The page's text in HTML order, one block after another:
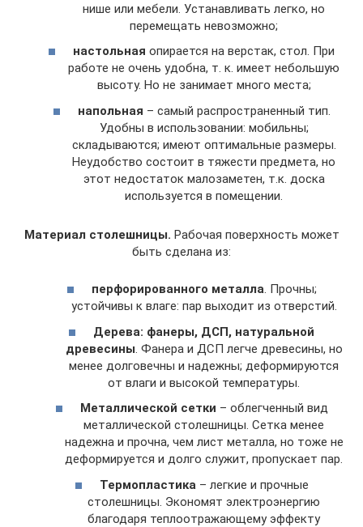
нише или мебели. Устанавливать легко, но
перемещать невозможно;
настольная опирается на верстак, стол. При
работе не очень удобна, т. к. имеет небольшую
высоту. Но не занимает много места;
напольная – самый распространенный тип.
Удобны в использовании: мобильны;
складываются; имеют оптимальные размеры.
Неудобство состоит в тяжести предмета, но
этот недостаток малозаметен, т.к. доска
используется в помещении.
Материал столешницы. Рабочая поверхность может
быть сделана из:
перфорированного металла. Прочны;
устойчивы к влаге: пар выходит из отверстий.
Дерева: фанеры, ДСП, натуральной
древесины . Фанера и ДСП легче древесины, но
менее долговечны и надежны; деформируются
от влаги и высокой температуры.
Металлической сетки – облегченный вид
металлической столешницы. Сетка менее
надежна и прочна, чем лист металла, но тоже не
деформируется и долго служит, пропускает пар.
Термопластика – легкие и прочные
столешницы. Экономят электроэнергию
благодаря теплоотражающему эффекту